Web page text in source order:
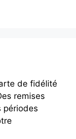
de fidélité
remises
périodes